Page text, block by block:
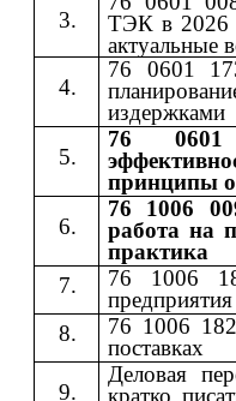
ТЭК в 2026
актуальные
76 0601
издержками
76 0601
принципы
76 1006
работа на
практика
76 1006
76 1006
поставках
Деловая
кратко